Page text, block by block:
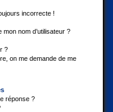
incorrecte !
nom d’utilisateur ?
?
on me demande de me
réponse ?